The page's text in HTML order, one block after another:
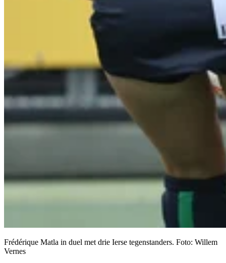
Frédérique Matla in duel met drie Ierse tegenstanders. Foto: Willem
Vernes